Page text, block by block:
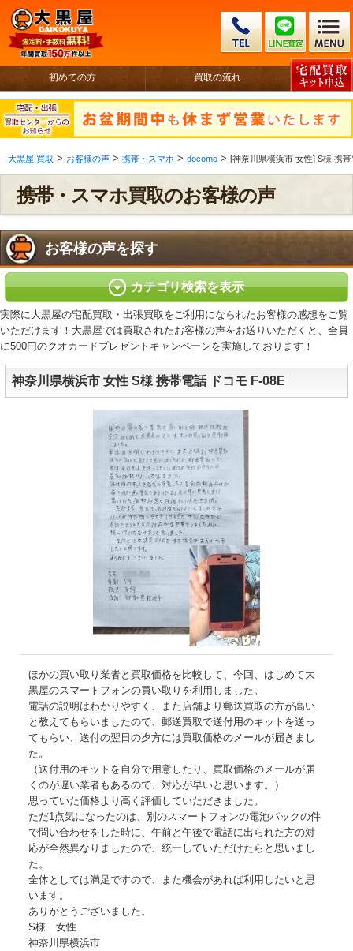
初めての方 買取の流れ
大黒屋 買取 > お客様の声 > 携帯・スマホ > docomo > [神奈川県横浜市 女性] S様 携
携帯・スマホ買取のお客様の声
お客様の声を探す
カテゴリ検索を表示
実際に大黒屋の宅配買取・出張買取をご利用になられたお客様の感想をご覧
いただけます！大黒屋では買取されたお客様の声をお送りいただくと、全員
に500円のクオカードプレゼントキャンペーンを実施しております！
神奈川県横浜市 女性 S様 携帯電話 ドコモ F-08E
ほかの買い取り業者と買取価格を比較して、今回、はじめて大
黒屋のスマートフォンの買い取りを利用しました。
電話の説明はわかりやすく、また店舗より郵送買取の方が高い
と教えてもらいましたので、郵送買取で送付用のキットを送っ
てもらい、送付の翌日の夕方には買取価格のメールが届きまし
た。
（送付用のキットを自分で用意したり、買取価格のメールが届
くのが遅い業者もあるので、対応が早いと思います。）
思っていた価格より高く評価していただきました。
ただ1点気になったのは、別のスマートフォンの電池パックの件
で問い合わせをした時に、午前と午後で電話に出られた方の対
応が全然異なりましたので、統一していただけたらと思いまし
た。
全体としては満足ですので、また機会があれば利用したいと思
います。
ありがとうございました。
S様 女性
神奈川県横浜市